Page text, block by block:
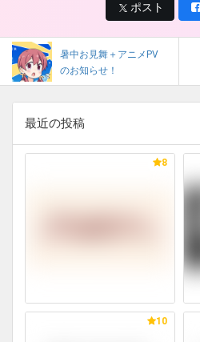
ポスト
暑中お見舞＋アニメPV
のお知らせ！
最近の投稿
8
10